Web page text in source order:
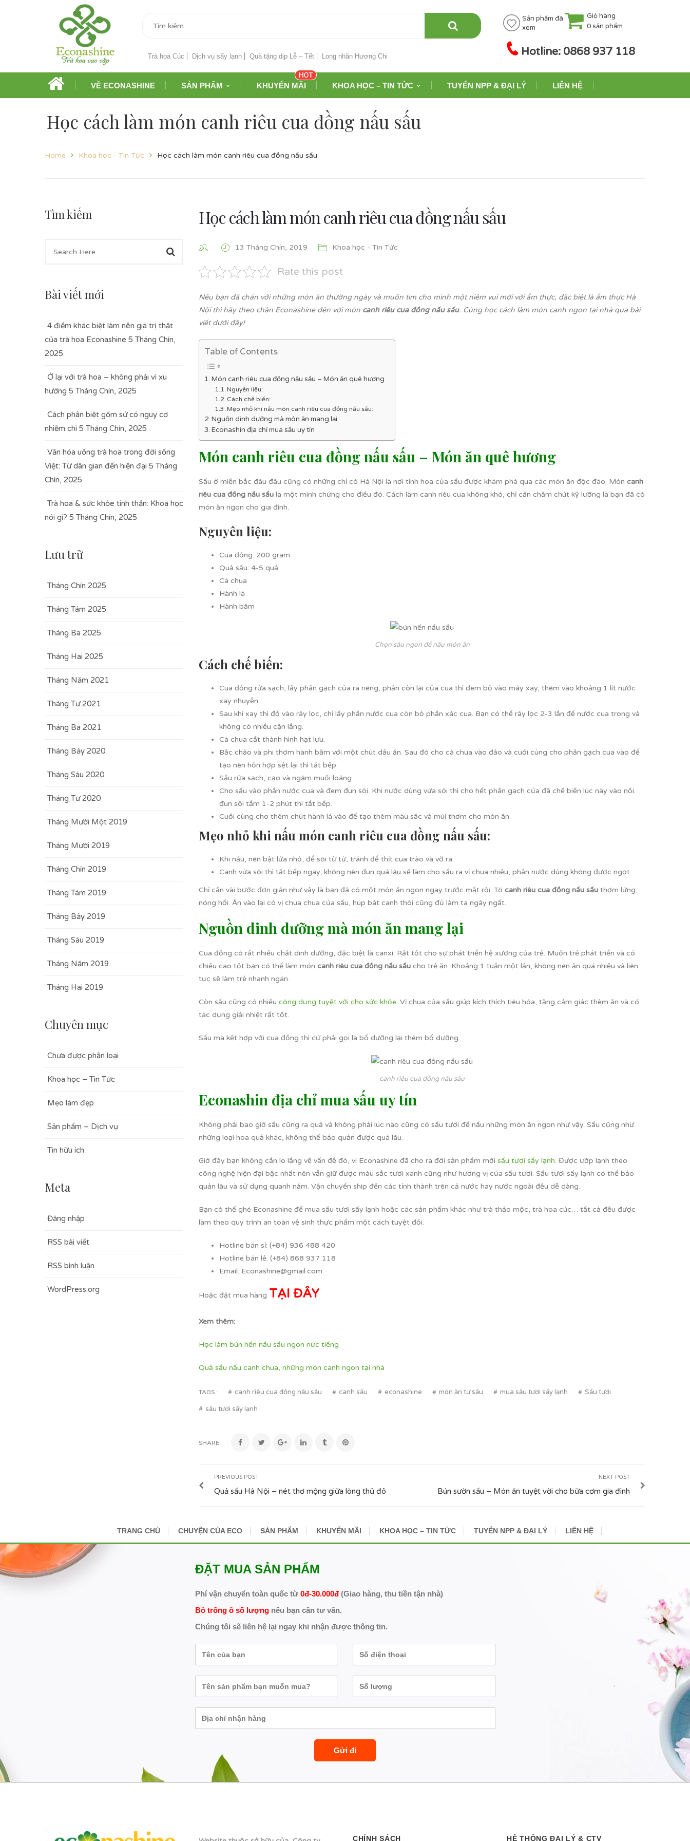
Trà hoa Cúc Dịch vụ sấy lạnh Quà tặng dịp Lễ – Tết Long nhãn Hương Chi
Sản phẩm đã
xem
Giỏ hàng
0 sản phẩm
Hotline: 0868 937 118
VỀ ECONASHINE SẢN PHẨM KHUYẾN MÃI KHOA HỌC – TIN TỨC TUYỂN NPP & ĐẠI LÝ LIÊN HỆ
Học cách làm món canh riêu cua đồng nấu sấu
Home Khoa học - Tin Tức Học cách làm món canh riêu cua đồng nấu sấu
Tìm kiếm
Bài viết mới
4 điểm khác biệt làm nên giá trị thật
của trà hoa Econashine 5 Tháng Chín,
2025
Ở lại với trà hoa – không phải vì xu
hướng 5 Tháng Chín, 2025
Cách phân biệt gốm sứ có nguy cơ
nhiễm chì 5 Tháng Chín, 2025
Văn hóa uống trà hoa trong đời sống
Việt: Từ dân gian đến hiện đại 5 Tháng
Chín, 2025
Trà hoa & sức khỏe tinh thần: Khoa học
nói gì? 5 Tháng Chín, 2025
Lưu trữ
Tháng Chín 2025
Tháng Tám 2025
Tháng Ba 2025
Tháng Hai 2025
Tháng Năm 2021
Tháng Tư 2021
Tháng Ba 2021
Tháng Bảy 2020
Tháng Sáu 2020
Tháng Tư 2020
Tháng Mười Một 2019
Tháng Mười 2019
Tháng Chín 2019
Tháng Tám 2019
Tháng Bảy 2019
Tháng Sáu 2019
Tháng Năm 2019
Tháng Hai 2019
Chuyên mục
Chưa được phân loại
Khoa học – Tin Tức
Mẹo làm đẹp
Sản phẩm – Dịch vụ
Tin hữu ích
Meta
Đăng nhập
RSS bài viết
RSS bình luận
WordPress.org
Học cách làm món canh riêu cua đồng nấu sấu
13 Tháng Chín, 2019 Khoa học - Tin Tức
Rate this post
Nếu bạn đã chán với những món ăn thường ngày và muốn tìm cho mình một niềm vui mới với ẩm thực, đặc biệt là ẩm thực Hà
Nội thì hãy theo chân Econashine đến vớimón canh riêu cua đồng nấu sấu. Cùng học cách làm món canh ngon tại nhà qua bài
viết dưới đây!
Table of Contents
Món canh riêu cua đồng nấu sấu – Món ăn quê hương
Nguyên liệu:
Cách chế biến:
Mẹo nhỏ khi nấu món canh riêu cua đồng nấu sấu:
Nguồn dinh dưỡng mà món ăn mang lại
Econashin địa chỉ mua sấu uy tín
Món canh riêu cua đồng nấu sấu – Món ăn quê hương
Sấu ở miền bắc đâu đâu cũng có những chỉ có Hà Nội là nơi tinh hoa của sấu được khám phá qua các món ăn độc đáo. Món canh
riêu cua đồng nấu sấu là một minh chứng cho điều đó. Cách làm canh riêu cua không khó, chỉ cần chăm chút kỹ lưỡng là bạn đã có
món ăn ngon cho gia đình.
Nguyên liệu:
Cua đồng: 200 gram
Quả sấu: 4-5 quả
Cà chua
Hành lá
Hành băm
Chọn sấu ngon để nấu món ăn
Cách chế biến:
Cua đồng rửa sạch, lấy phần gạch của ra riêng, phần còn lại của cua thì đem bỏ vào máy xay, thêm vào khoảng 1 lít nước
xay nhuyễn.
Sau khi xay thì đỏ vào rây lọc, chỉ lấy phần nước cua còn bỏ phần xác cua. Bạn có thể rây lọc 2-3 lần để nước cua trong và
không có nhiều cặn lắng.
Cà chua cắt thành hình hạt lựu.
Bắc chảo và phi thơm hành băm với một chút dầu ăn. Sau đó cho cà chua vào đảo và cuối cùng cho phần gạch cua vào để
tạo nên hỗn hợp sệt lại thì tắt bếp.
Sấu rửa sạch, cạo và ngâm muối loãng.
Cho sấu vào phần nước cua và đem đun sôi. Khi nước dùng vừa sôi thì cho hết phần gạch của đã chế biến lúc này vào nồi.
đun sôi tầm 1-2 phút thì tắt bếp.
Cuối cùng cho thêm chút hành lá vào để tạo thêm màu sắc và mùi thơm cho món ăn.
Mẹo nhỏ khi nấu món canh riêu cua đồng nấu sấu:
Khi nấu, nên bật lửa nhỏ, để sôi từ từ, tránh để thịt cua trào và vỡ ra.
Canh vừa sôi thì tắt bếp ngay, không nên đun quá lâu sẽ làm cho sấu ra vị chua nhiều, phần nước dùng không được ngọt.
Chỉ cần vài bước đơn giản như vậy là bạn đã có một món ăn ngon ngay trước mắt rồi. Tô canh riêu cua đồng nấu sấu thơm lừng,
nóng hổi. Ăn vào lại có vị chua chua của sấu, húp bát canh thôi cũng đủ làm ta ngây ngất.
Nguồn dinh dưỡng mà món ăn mang lại
Cua đồng có rất nhiều chất dinh dưỡng, đặc biệt là canxi. Rất tốt cho sự phát triển hệ xương của trẻ. Muốn trẻ phát triển và có
chiều cao tốt bạn có thể làm món canh riêu cua đồng nấu sấu cho trẻ ăn. Khoảng 1 tuần một lần, không nên ăn quá nhiều và liên
tục sẽ làm trẻ nhanh ngán.
Còn sấu cũng có nhiều công dụng tuyệt vời cho sức khỏe. Vị chua của sấu giúp kích thích tiêu hóa, tăng cảm giác thèm ăn và có
tác dụng giải nhiệt rất tốt.
Sấu mà kết hợp với cua đồng thì cứ phải gọi là bổ dưỡng lại thêm bổ dưỡng.
canh riêu cua đồng nấu sấu
Econashin địa chỉ mua sấu uy tín
Không phải bao giờ sấu cũng ra quả và không phải lúc nào cũng có sấu tươi để nấu những món ăn ngon như vậy. Sấu cũng như
những loại hoa quả khác, không thể bảo quản được quá lâu.
Giờ đây bạn không cần lo lắng về vấn đề đó, vì Econashine đã cho ra đời sản phẩm mới sấu tươi sấy lạnh. Được ướp lạnh theo
công nghệ hiện đại bậc nhất nên vẫn giữ được màu sắc tươi xanh cũng như hương vị của sấu tươi. Sấu tươi sấy lạnh có thể bảo
quản lâu và sử dụng quanh năm. Vận chuyển ship đến các tỉnh thành trên cả nước hay nước ngoài đều dễ dàng.
Bạn có thể ghé Econashine để mua sấu tươi sấy lạnh hoặc các sản phẩm khác như trà thảo mộc, trà hoa cúc… tất cả đều được
làm theo quy trình an toàn vệ sinh thực phẩm một cách tuyệt đối.
Hotline bán sỉ: (+84) 936 488 420
Hotline bán lẻ: (+84) 868 937 118
Email: Econashine@gmail.com
Hoặc đặt mua hàng TẠI ĐÂY
Xem thêm:
Học làm bún hến nấu sấu ngon nức tiếng
Quả sấu nấu canh chua, những món canh ngon tại nhà
TAGS : canh riêu cua đồng nấu sấu canh sấu econashine món ăn từ sấu mua sấu tươi sấy lạnh Sấu tươi
sấu tươi sấy lạnh
SHARE:
PREVIOUS POST
Quả sấu Hà Nội – nét thơ mộng giữa lòng thủ đô
NEXT POST
Bún sườn sấu – Món ăn tuyệt vời cho bữa cơm gia đình
TRANG CHỦ CHUYỆN CỦA ECO SẢN PHẨM KHUYẾN MÃI KHOA HỌC – TIN TỨC TUYỂN NPP & ĐẠI LÝ LIÊN HỆ
ĐẶT MUA SẢN PHẨM
Phí vận chuyển toàn quốc từ 0đ-30.000đ(Giao hàng, thu tiền tận nhà)
Bỏ trống ô số lượngnếu bạn cần tư vấn.
Chúng tôi sẽ liên hệ lại ngay khi nhận được thông tin.
CHÍNH SÁCH HỆ THỐNG ĐẠI LÝ & CTV